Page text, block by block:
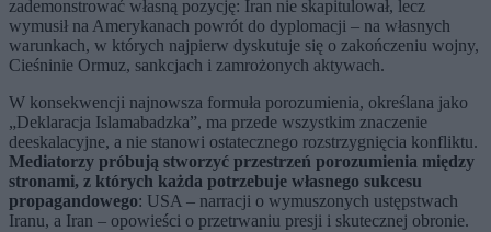
zademonstrować własną pozycję: Iran nie skapitulował, lecz
wymusił na Amerykanach powrót do dyplomacji – na własnych
warunkach, w których najpierw dyskutuje się o zakończeniu wojny,
Cieśninie Ormuz, sankcjach i zamrożonych aktywach.
W konsekwencji najnowsza formuła porozumienia, określana jako
„Deklaracja Islamabadzka”, ma przede wszystkim znaczenie
deeskalacyjne, a nie stanowi ostatecznego rozstrzygnięcia konfliktu.
Mediatorzy próbują stworzyć przestrzeń porozumienia między
stronami, z których każda potrzebuje własnego sukcesu
propagandowego: USA – narracji o wymuszonych ustępstwach
Iranu, a Iran – opowieści o przetrwaniu presji i skutecznej obronie.